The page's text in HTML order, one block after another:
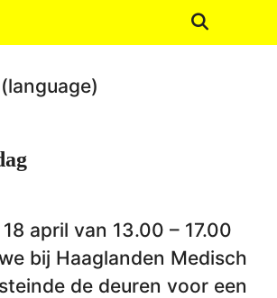
april van 13.00 – 17.00
bij Haaglanden Medisch
de deuren voor een